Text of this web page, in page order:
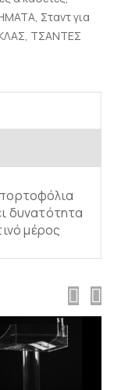
, Σταντ για
, ΤΣΑΝΤΕΣ
δυνατότητα
μέρος